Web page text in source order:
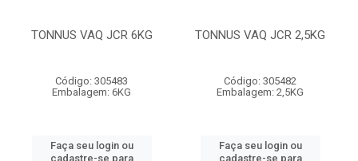
TONNUS VAQ JCR 6KG
Código: 305483
Embalagem: 6KG
Faça seu login ou
cadastre-se para
TONNUS VAQ JCR 2,5KG
Código: 305482
Embalagem: 2,5KG
Faça seu login ou
cadastre-se para